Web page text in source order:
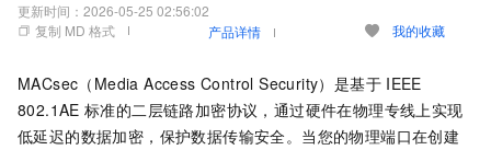
更新时间： 2026-05-25 02:56:02
复制 MD 格式
产品详情 我的收藏
MACsec（Media Access Control Security）是基于 IEEE
802.1AE 标准的二层链路加密协议，通过硬件在物理专线上实现
低延迟的数据加密，保护数据传输安全。当您的物理端口在创建